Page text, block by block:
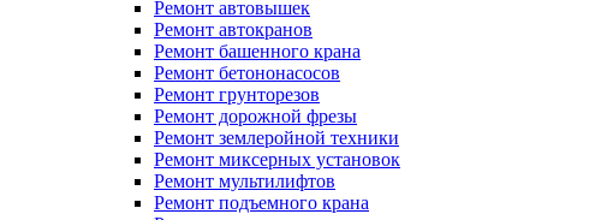
Ремонт автовышек
Ремонт автокранов
Ремонт башенного крана
Ремонт бетононасосов
Ремонт грунторезов
Ремонт дорожной фрезы
Ремонт землеройной техники
Ремонт миксерных установок
Ремонт мультилифтов
Ремонт подъемного крана